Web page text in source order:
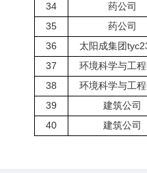
34
药公司
35
药公司
36
太阳成集团
37
环境科学与工程
38
环境科学与工程
39
建筑公司
40
建筑公司